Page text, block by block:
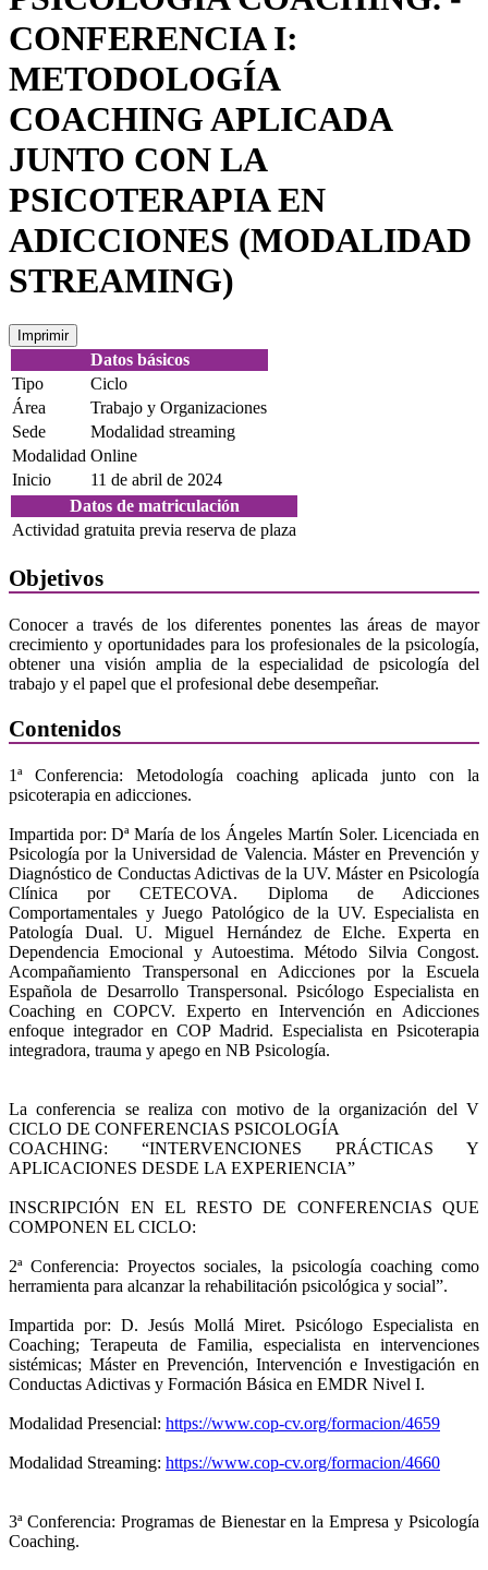
CONFERENCIA I:
METODOLOGÍA
COACHING APLICADA
JUNTO CON LA
PSICOTERAPIA EN
ADICCIONES (MODALIDAD
STREAMING)
Imprimir
Datos básicos
Tipo
Ciclo
Área
Trabajo y Organizaciones
Sede
Modalidad streaming
Modalidad Online
Inicio
11 de abril de 2024
Datos de matriculación
Actividad gratuita previa reserva de plaza
Objetivos
Conocer a través de los diferentes ponentes las áreas de mayor
crecimiento y oportunidades para los profesionales de la psicología,
obtener una visión amplia de la especialidad de psicología del
trabajo y el papel que el profesional debe desempeñar.
Contenidos
1ª Conferencia: Metodología coaching aplicada junto con la
psicoterapia en adicciones.
Impartida por: Dª María de los Ángeles Martín Soler. Licenciada en
Psicología por la Universidad de Valencia. Máster en Prevención y
Diagnóstico de Conductas Adictivas de la UV. Máster en Psicología
Clínica por CETECOVA. Diploma de Adicciones
Comportamentales y Juego Patológico de la UV. Especialista en
Patología Dual. U. Miguel Hernández de Elche. Experta en
Dependencia Emocional y Autoestima. Método Silvia Congost.
Acompañamiento Transpersonal en Adicciones por la Escuela
Española de Desarrollo Transpersonal. Psicólogo Especialista en
Coaching en COPCV. Experto en Intervención en Adicciones
enfoque integrador en COP Madrid. Especialista en Psicoterapia
integradora, trauma y apego en NB Psicología.
La conferencia se realiza con motivo de la organización del V
CICLO DE CONFERENCIAS PSICOLOGÍA
COACHING: “INTERVENCIONES PRÁCTICAS Y
APLICACIONES DESDE LA EXPERIENCIA”
INSCRIPCIÓN EN EL RESTO DE CONFERENCIAS QUE
COMPONEN EL CICLO:
2ª Conferencia: Proyectos sociales, la psicología coaching como
herramienta para alcanzar la rehabilitación psicológica y social”.
Impartida por: D. Jesús Mollá Miret. Psicólogo Especialista en
Coaching; Terapeuta de Familia, especialista en intervenciones
sistémicas; Máster en Prevención, Intervención e Investigación en
Conductas Adictivas y Formación Básica en EMDR Nivel I.
Modalidad Presencial: https://www.cop-cv.org/formacion/4659
Modalidad Streaming: https://www.cop-cv.org/formacion/4660
3ª Conferencia: Programas de Bienestar en la Empresa y Psicología
Coaching.